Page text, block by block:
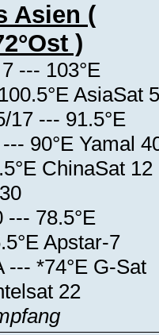
Asien (
)
--- 103°E
AsiaSat 5
17 --- 91.5°E
90°E Yamal
ChinaSat 12
--- 78.5°E
Apstar-7
--- *74°E G-Sat
22